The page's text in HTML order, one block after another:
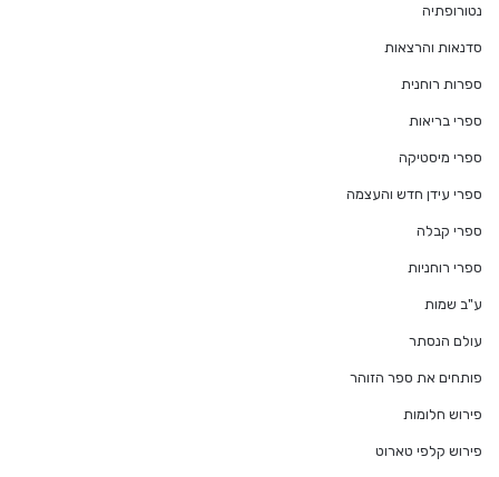
נטורופתיה
סדנאות והרצאות
ספרות רוחנית
ספרי בריאות
ספרי מיסטיקה
ספרי עידן חדש והעצמה
ספרי קבלה
ספרי רוחניות
ע"ב שמות
עולם הנסתר
פותחים את ספר הזוהר
פירוש חלומות
פירוש קלפי טארוט